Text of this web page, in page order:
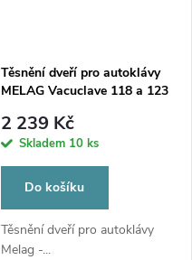
Těsnění dveří pro autoklávy
MELAG Vacuclave 118 a 123
2 239 Kč
Skladem 10 ks
Do košíku
Těsnění dveří pro autoklávy
Melag -...